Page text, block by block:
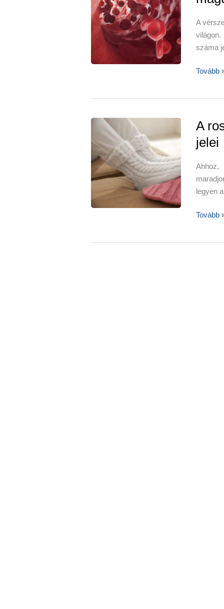
A
száma
A
mi
magunk
mit
ellene?
Tovább
A
jelei
Ahhoz,
legyen
A
Tovább